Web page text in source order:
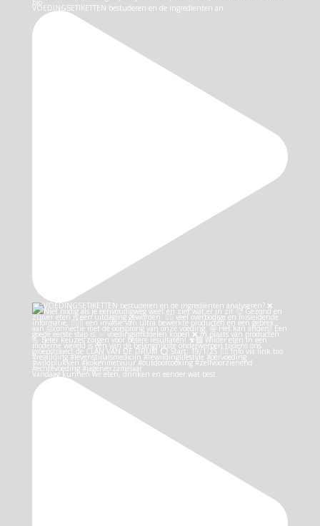
VOEDINGSETIKETTEN bestuderen en de ingrediënten an
Vandaag kunnen we eten, drinken en eender wat best